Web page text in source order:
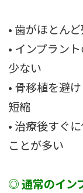
• 歯がほとん
• インプラン
少ない
• 骨移植を避
短縮
• 治療後すぐ
ことが多い
◎通常のイン